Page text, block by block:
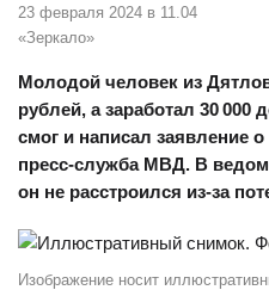
23 февраля 2024 в 11.04
«Зеркало»
Молодой человек из
рублей, а заработал 30
смог и написал заявление
пресс-служба МВД. В
он не расстроился из-за
Изображение носит